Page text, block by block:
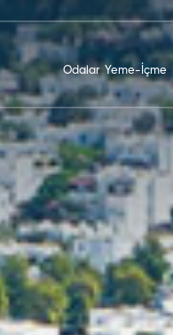
Odalar Yeme-İçme